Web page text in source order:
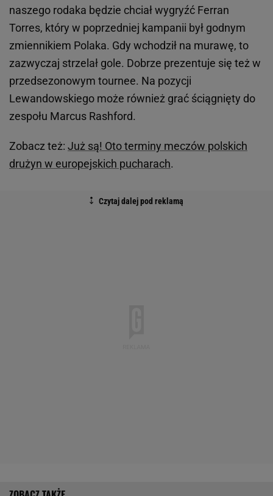
naszego rodaka będzie chciał wygryźć Ferran
Torres, który w poprzedniej kampanii był godnym
zmiennikiem Polaka. Gdy wchodził na murawę, to
zazwyczaj strzelał gole. Dobrze prezentuje się też w
przedsezonowym tournee. Na pozycji
Lewandowskiego może również grać ściągnięty do
zespołu Marcus Rashford.
Zobacz też: Już są! Oto terminy meczów polskich
drużyn w europejskich pucharach.